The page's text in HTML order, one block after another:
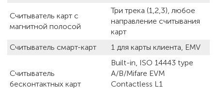
Считыватель карт с
магнитной полосой
Три трека (1,2,3), любое
направление считывания
карт
Считыватель смарт-карт
1 для карты клиента, EMV
Считыватель
бесконтактных карт
Built-in, ISO 14443 type
A/B/Mifare EVM
Contactless L1